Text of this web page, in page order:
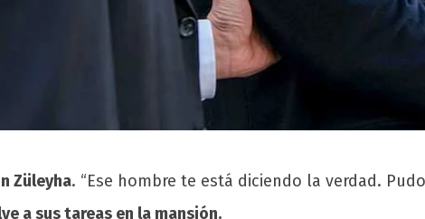
Züleyha. “Ese hombre te está diciendo la verdad.
a sus tareas en la mansión.